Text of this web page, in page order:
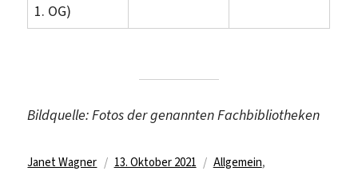
1. OG)
Bildquelle: Fotos der genannten Fachbibliotheken
Autor
Janet Wagner
Veröffentlicht
13. Oktober 2021 Kategorien
Allgemein,